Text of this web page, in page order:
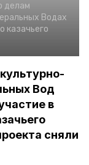
делам
Водах
казачьего
Вод
в
сняли